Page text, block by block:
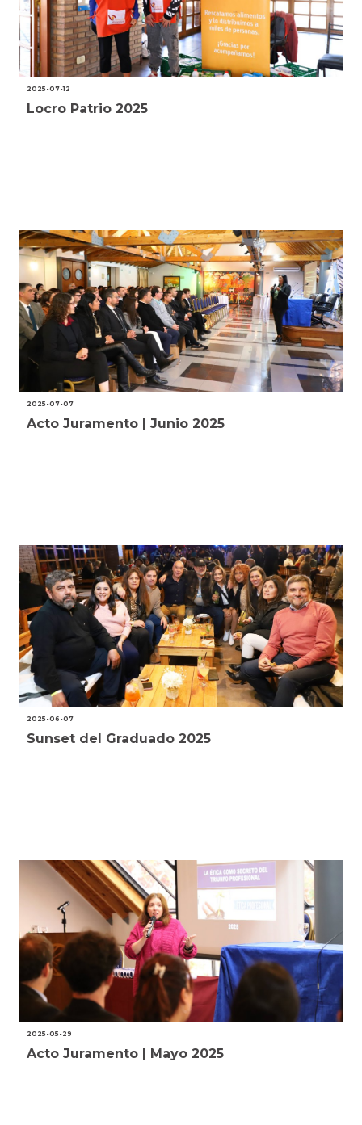
2025-07-12
Locro Patrio 2025
2025-07-07
Acto Juramento | Junio 2025
2025-06-07
Sunset del Graduado 2025
2025-05-29
Acto Juramento | Mayo 2025